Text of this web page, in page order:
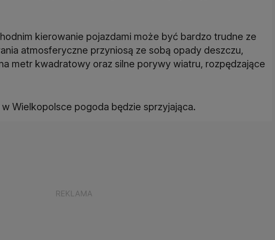
kierowanie pojazdami może być bardzo trudne ze
atmosferyczne przyniosą ze sobą opady deszczu,
metr kwadratowy oraz silne porywy wiatru, rozpędzające
Wielkopolsce pogoda będzie sprzyjająca.